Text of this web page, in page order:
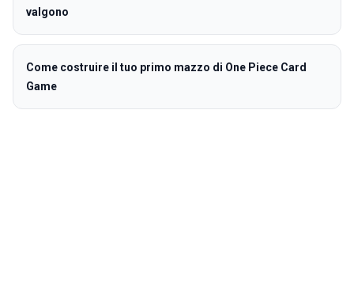
valgono
Come costruire il tuo primo mazzo di One Piece Card
Game